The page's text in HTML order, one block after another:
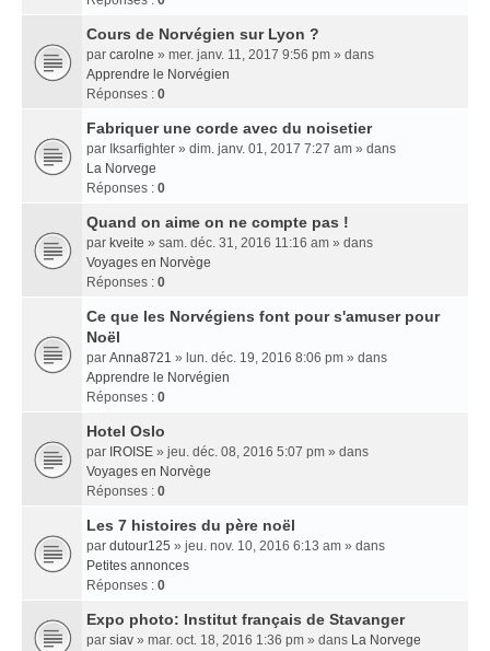
Cours de Norvégien sur Lyon ?
par carolne » mer. janv. 11, 2017 9:56 pm » dans
Apprendre le Norvégien
Réponses : 0
Fabriquer une corde avec du noisetier
par Iksarfighter » dim. janv. 01, 2017 7:27 am » dans
La Norvege
Réponses : 0
Quand on aime on ne compte pas !
par kveite » sam. déc. 31, 2016 11:16 am » dans
Voyages en Norvège
Réponses : 0
Ce que les Norvégiens font pour s'amuser pour
Noël
par Anna8721 » lun. déc. 19, 2016 8:06 pm » dans
Apprendre le Norvégien
Réponses : 0
Hotel Oslo
par IROISE » jeu. déc. 08, 2016 5:07 pm » dans
Voyages en Norvège
Réponses : 0
Les 7 histoires du père noël
par dutour125 » jeu. nov. 10, 2016 6:13 am » dans
Petites annonces
Réponses : 0
Expo photo: Institut français de Stavanger
par siav » mar. oct. 18, 2016 1:36 pm » dans La Norvege